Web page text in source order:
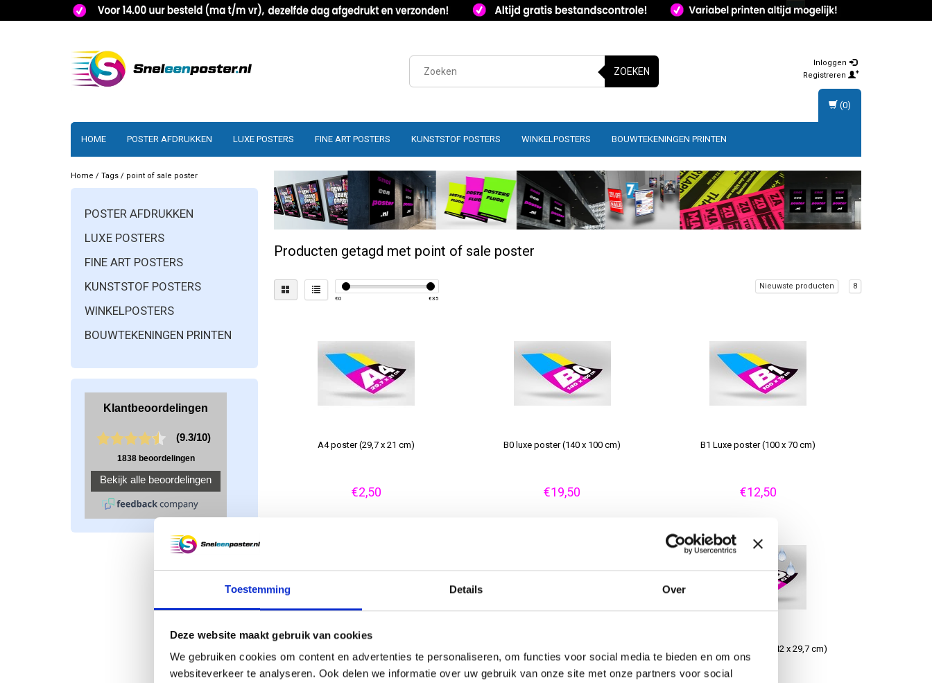
Toestemming Details Over
Deze website maakt gebruik van cookies
We gebruiken cookies om content en advertenties te personaliseren, om functies voor social media te bieden en om ons
websiteverkeer te analyseren. Ook delen we informatie over uw gebruik van onze site met onze partners voor social
ZOEKEN
Inloggen
Registreren
HOME POSTER AFDRUKKEN LUXE POSTERS FINE ART POSTERS KUNSTSTOF POSTERS WINKELPOSTERS BOUWTEKENINGEN PRINTEN
(0)
Home / Tags / point of sale poster
POSTER AFDRUKKEN
LUXE POSTERS
FINE ART POSTERS
KUNSTSTOF POSTERS
WINKELPOSTERS
BOUWTEKENINGEN PRINTEN
Producten getagd met point of sale poster
€0 €35
Nieuwste producten 8
A4 poster (29,7 x 21 cm)
€2,50
B0 luxe poster (140 x 100 cm)
€19,50
B1 Luxe poster (100 x 70 cm)
€12,50
A3 kunststof poster (42 x 29,7 cm)